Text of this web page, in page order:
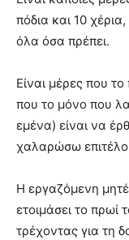
πόδια και 10
όλα όσα πρέπει.
Είναι μέρες που
που το μόνο που
εμένα) είναι να
χαλαρώσω
Η εργαζόμενη
ετοιμάσει το πρωί
τρέχοντας για τη